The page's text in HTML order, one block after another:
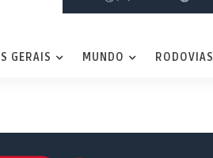
GERAIS MUNDO RODOVIAS